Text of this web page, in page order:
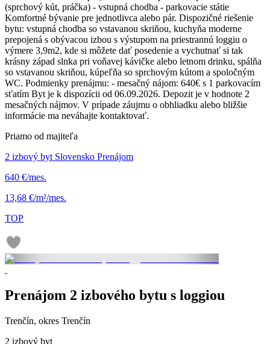
(sprchový kút, práčka) - vstupná chodba - parkovacie státie
Komfortné bývanie pre jednotlivca alebo pár. Dispozičné riešenie
bytu: vstupná chodba so vstavanou skriňou, kuchyňa moderne
prepojená s obývacou izbou s výstupom na priestrannú loggiu o
výmere 3,9m2, kde si môžete dať posedenie a vychutnať si tak
krásny západ slnka pri voňavej kávičke alebo letnom drinku, spálňa
so vstavanou skriňou, kúpeľňa so sprchovým kútom a spoločným
WC. Podmienky prenájmu: - mesačný nájom: 640€ s 1 parkovacím
sťatím Byt je k dispozícii od 06.09.2026. Depozit je v hodnote 2
mesačných nájmov. V prípade záujmu o obhliadku alebo bližšie
informácie ma neváhajte kontaktovať.
Priamo od majiteľa
2 izbový byt Slovensko Prenájom
640 €/mes.
13,68 €/m²/mes.
TOP
Prenájom 2 izbového bytu s loggiou
Trenčín, okres Trenčín
2 izbový byt